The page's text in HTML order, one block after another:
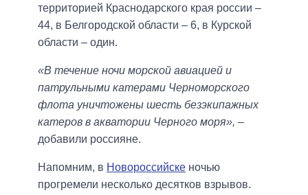
территорией Краснодарского края россии –
44, в Белгородской области – 6, в Курской
области – один.
«В течение ночи морской авиацией и
патрульными катерами Черноморского
флота уничтожены шесть безэкипажных
катеров в акватории Черного моря», –
добавили россияне.
Напомним, в Новороссийске ночью
прогремели несколько десятков взрывов.